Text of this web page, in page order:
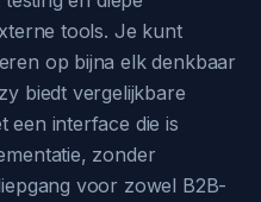
tools. Je kunt
op bijna elk denkbaar
biedt vergelijkbare
een interface die is
zonder
voor zowel B2B-